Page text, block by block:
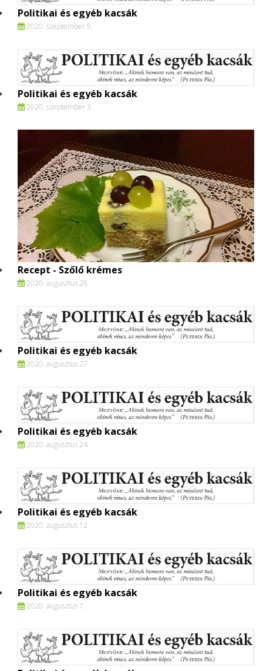
Politikai és egyéb kacsák
2020. szeptember 9.
Politikai és egyéb kacsák
2020. szeptember 3.
Recept - Szőlő krémes
2020. augusztus 28.
Politikai és egyéb kacsák
2020. augusztus 27.
Politikai és egyéb kacsák
2020. augusztus 24.
Politikai és egyéb kacsák
2020. augusztus 12.
Politikai és egyéb kacsák
2020. augusztus 7.